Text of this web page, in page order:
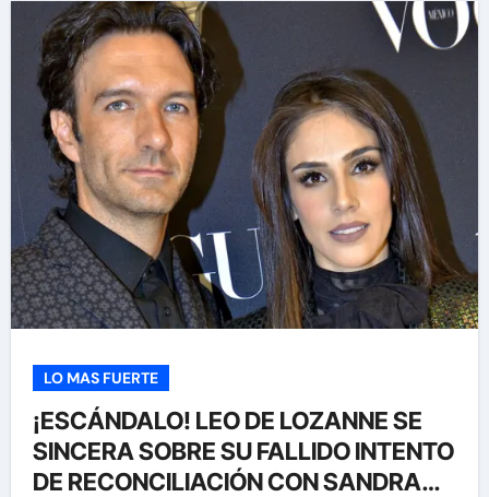
LO MAS FUERTE
¡ESCÁNDALO! LEO DE LOZANNE SE
SINCERA SOBRE SU FALLIDO INTENTO
DE RECONCILIACIÓN CON SANDRA